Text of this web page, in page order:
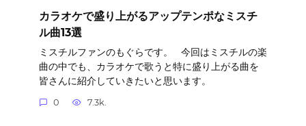
カラオケで盛り上がるアップテンポなミスチ
ル曲13選
ミスチルファンのもぐらです。 今回はミスチルの楽
曲の中でも、カラオケで歌うと特に盛り上がる曲を
皆さんに紹介していきたいと思います。
0 7.3k.